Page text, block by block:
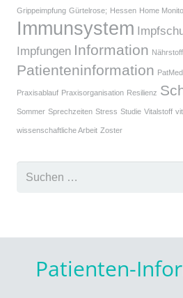
Grippeimpfung Gürtelrose; Hessen Home
Immunsystem
Impfungen Information
Patienteninformation PatMed
Praxisablauf Praxisorganisation Resilienz
Sommer Sprechzeiten Stress Studie Vitalstoff
wissenschaftliche Arbeit Zoster
Patienten-